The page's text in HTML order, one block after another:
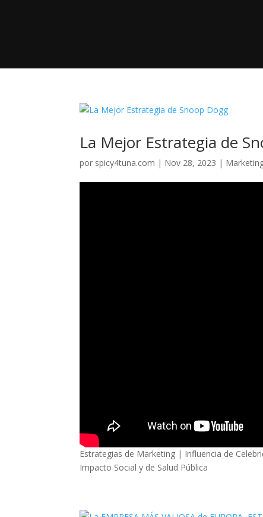
La Mejor Estrategia de
por spicy4tuna.com | Nov 28, 2023 |
Estrategias de Marketing | Influencia de
Impacto Social y de Salud Pública